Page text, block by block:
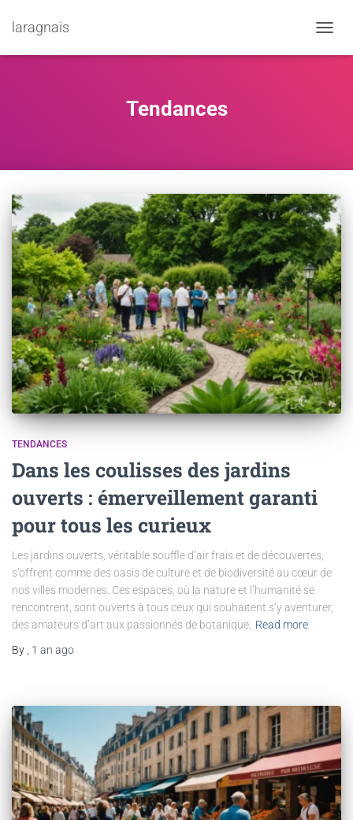
laragnais
Tendances
TENDANCES
Dans les coulisses des jardins
ouverts : émerveillement garanti
pour tous les curieux
Les jardins ouverts, véritable souffle d’air frais et de découvertes,
s’offrent comme des oasis de culture et de biodiversité au cœur de
nos villes modernes. Ces espaces, où la nature et l’humanité se
rencontrent, sont ouverts à tous ceux qui souhaitent s’y aventurer,
des amateurs d’art aux passionnés de botanique, Read more
By
1 an ago